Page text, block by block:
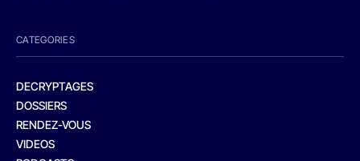
CATEGORIES
DECRYPTAGES
DOSSIERS
RENDEZ-VOUS
VIDEOS